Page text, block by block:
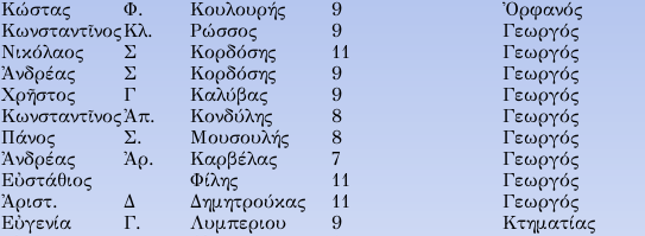
Κώστας Φ. Κουλουρής 9 Ὀρφανός
ΚωνσταντῖνοςΚλ. Ρώσσος 9 Γεωργός
Νικόλαος Σ Κορδόσης 11 Γεωργός
Ἀνδρέας Σ Κορδόσης 9 Γεωργός
Χρῆστος Γ Καλύβας 9 Γεωργός
ΚωνσταντῖνοςἈπ. Κονδύλης 8 Γεωργός
Πάνος Σ. Μουσουλής 8 Γεωργός
Ἀνδρέας Ἀρ. Καρβέλας 7 Γεωργός
Εὐστάθιος Φίλης 11 Γεωργός
Ἀριστ. Δ Δημητρούκας 11 Γεωργός
Εὐγενία Γ. Λυμπεριου 9 Κτηματίας